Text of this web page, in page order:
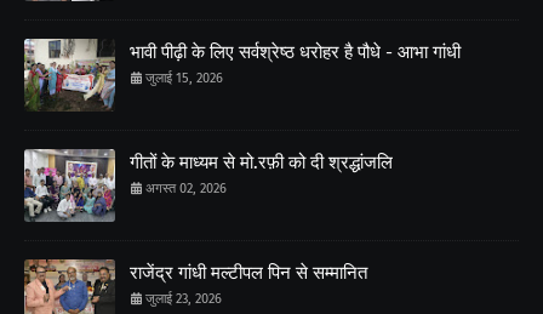
भावी पीढ़ी के लिए सर्वश्रेष्ठ धरोहर है पौधे - आभा गांधी
जुलाई 15, 2026
गीतों के माध्यम से मो.रफ़ी को दी श्रद्धांजलि
अगस्त 02, 2026
राजेंद्र गांधी मल्टीपल पिन से सम्मानित
जुलाई 23, 2026